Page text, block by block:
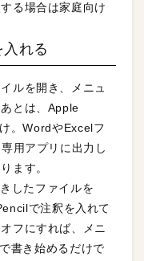
る場合は家庭向け
れる
ルを開き、メニュ
とは、Apple
。WordやExcelフ
用アプリに出力し
ます。
したファイルを
で注釈を入れて
フにすれば、メニ
書き始めるだけで